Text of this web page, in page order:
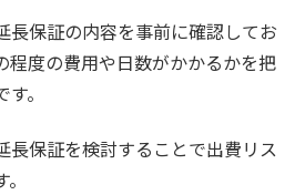
長保証の内容を事前に確認してお
程度の費用や日数がかかるかを把
。
長保証を検討することで出費リス